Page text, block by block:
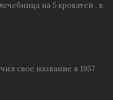
на 5 кроватей , в
свое название в 1957